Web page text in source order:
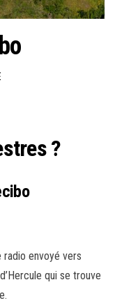
?
radio envoyé vers
qui se trouve